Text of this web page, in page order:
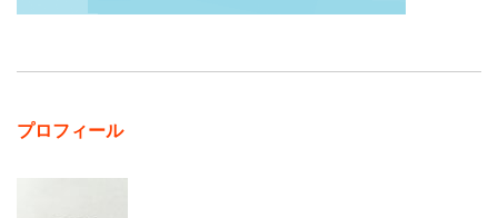
プロフィール